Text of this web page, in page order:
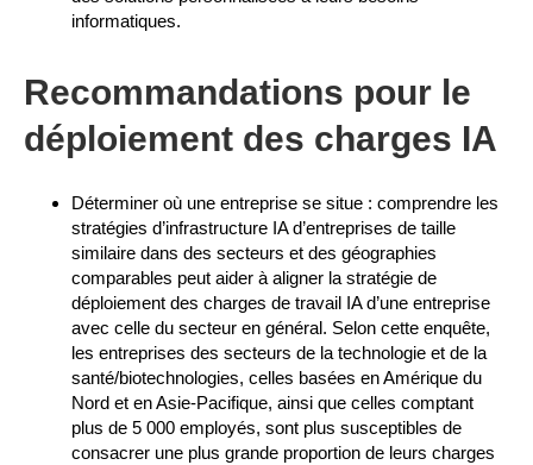
informatiques.
Recommandations pour le
déploiement des charges IA
Déterminer où une entreprise se situe : comprendre les
stratégies d’infrastructure IA d’entreprises de taille
similaire dans des secteurs et des géographies
comparables peut aider à aligner la stratégie de
déploiement des charges de travail IA d’une entreprise
avec celle du secteur en général. Selon cette enquête,
les entreprises des secteurs de la technologie et de la
santé/biotechnologies, celles basées en Amérique du
Nord et en Asie-Pacifique, ainsi que celles comptant
plus de 5 000 employés, sont plus susceptibles de
consacrer une plus grande proportion de leurs charges